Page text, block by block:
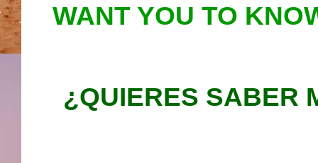
WANT YOU TO
¿QUIERES SABER